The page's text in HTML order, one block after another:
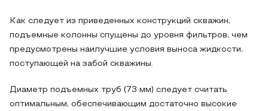
Как следует из приведенных конструкций скважин,
подъемные колонны спущены до уровня фильтров, чем
предусмотрены наилучшие условия выноса жидкости,
поступающей на забой скважины.
Диаметр подъемных труб (73 мм) следует считать
оптимальным, обеспечивающим достаточно высокие